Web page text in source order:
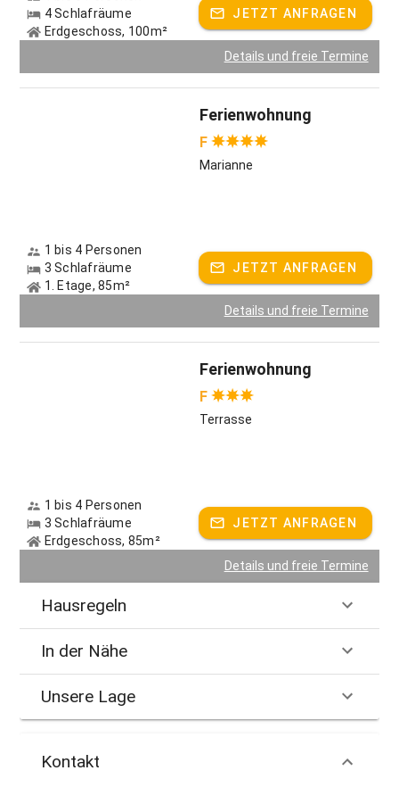
Die vielen Sitzgelegenheiten rund um unseren Bauernhof - z.
B. unterm Nussbaum - laden zur Gemütlichkeit und
Entspannung ein - genießen Sie auch den traumhaften
Sie können direkt über Wiesen und Weiden wandern oder
Streuobsterlebnisgarten mit vielen Schautafeln ist nur 300
Ihren Kindern auch den See zum Baden und Plantschen
nutzen.
4 Schlafräume
Erdgeschoss, 100m²
JETZT ANFRAGEN
Details und freie Termine
Ferienwohnung
F
Marianne
1 bis 4 Personen
3 Schlafräume
1. Etage, 85m²
JETZT ANFRAGEN
Details und freie Termine
Ferienwohnung
F
Terrasse
1 bis 4 Personen
3 Schlafräume
Erdgeschoss, 85m²
JETZT ANFRAGEN
Details und freie Termine
Hausregeln
In der Nähe
Unsere Lage
Kontakt